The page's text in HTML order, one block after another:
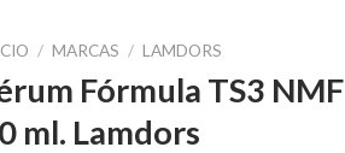
/ MARCAS / LAMDORS
Fórmula TS3 NMF
ml. Lamdors